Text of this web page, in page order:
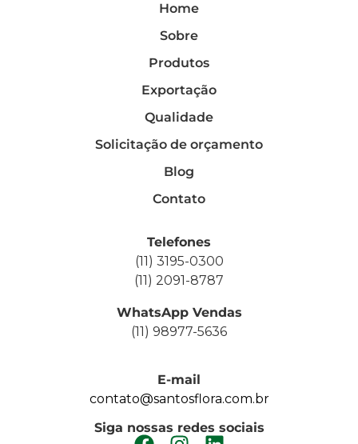
Home
Sobre
Produtos
Exportação
Qualidade
Solicitação de orçamento
Blog
Contato
Telefones
(11) 3195-0300
(11) 2091-8787
WhatsApp Vendas
(11) 98977-5636
E-mail
contato@santosflora.com.br
Siga nossas redes sociais